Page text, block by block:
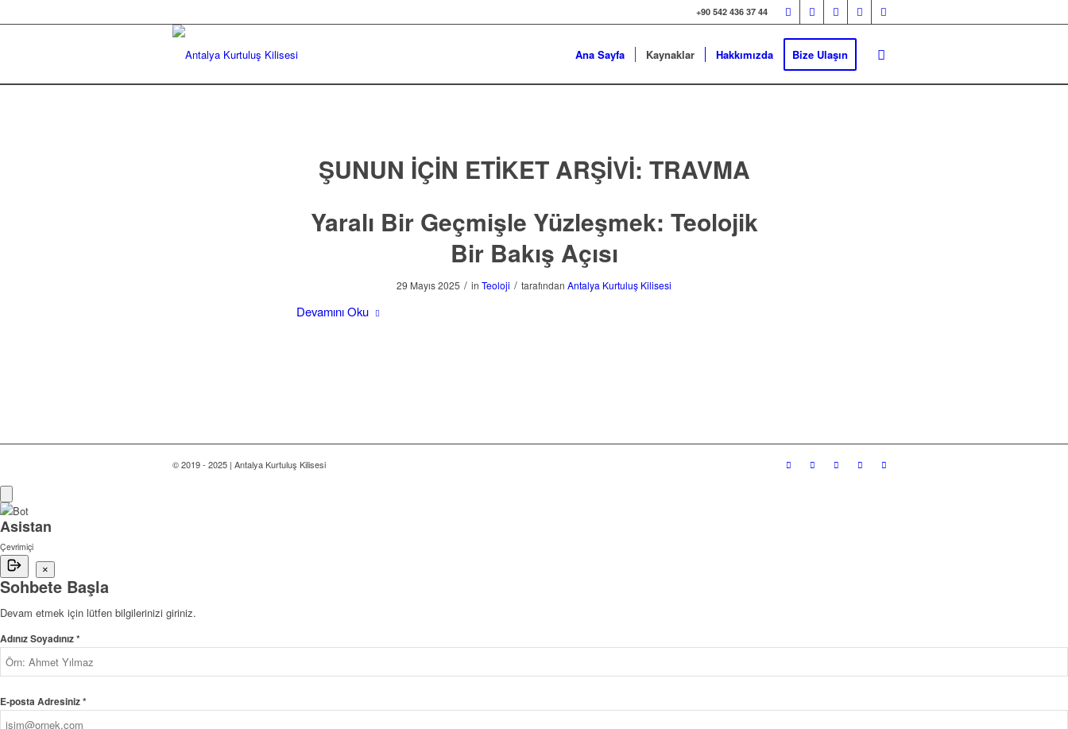
+90 542 436 37 44
Ana Sayfa Kaynaklar Hakkımızda Bize Ulaşın
ŞUNUN IÇIN ETIKET ARŞIVI: TRAVMA
Yaralı Bir Geçmişle Yüzleşmek: Teolojik
Bir Bakış Açısı
29 Mayıs 2025 / in Teoloji / tarafından Antalya Kurtuluş Kilisesi
Devamını Oku
© 2019 - 2025 | Antalya Kurtuluş Kilisesi
Asistan
Çevrimiçi
×
Sohbete Başla
Devam etmek için lütfen bilgilerinizi giriniz.
Adınız Soyadınız *
E-posta Adresiniz *